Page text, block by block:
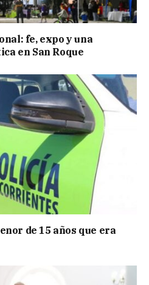
fe, expo y una
en San Roque
de 15 años que era